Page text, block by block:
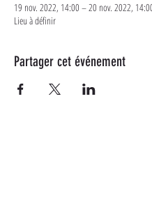
19 nov. 2022, 14:00 – 20 nov. 2022,
Lieu à définir
Partager cet événement